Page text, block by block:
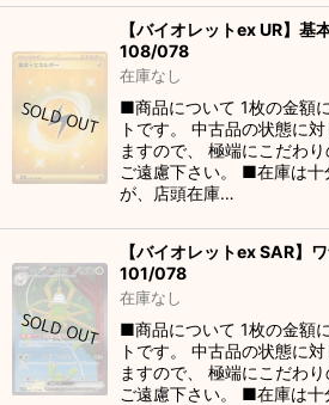
【バイオレットex UR】
108/078
在庫なし
■商品について 1枚の金額
トです。 中古品の状態に
ますので、 極端にこだわ
ご遠慮下さい。 ■在庫は十
が、店頭在庫…
【バイオレットex SAR】
101/078
在庫なし
■商品について 1枚の金額
トです。 中古品の状態に
ますので、 極端にこだわ
ご遠慮下さい。 ■在庫は